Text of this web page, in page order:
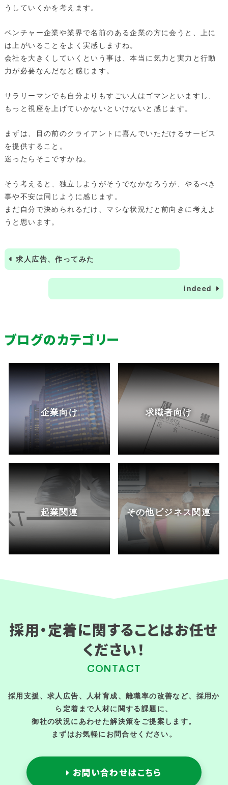
うしていくかを考えます。
ベンチャー企業や業界で名前のある企業の方に会うと、上に
は上がいることをよく実感しますね。
会社を大きくしていくという事は、本当に気力と実力と行動
力が必要なんだなと感じます。
サラリーマンでも自分よりもすごい人はゴマンといますし、
もっと視座を上げていかないといけないと感じます。
まずは、目の前のクライアントに喜んでいただけるサービス
を提供すること。
迷ったらそこですかね。
そう考えると、独立しようがそうでなかなろうが、やるべき
事や不安は同じように感じます。
まだ自分で決められるだけ、マシな状況だと前向きに考えよ
うと思います。
求人広告、作ってみた
indeed
ブログのカテゴリー
企業向け 求職者向け
起業関連 その他ビジネス関連
採用・定着に関することはお任せ
ください！
CONTACT
採用支援、求人広告、人材育成、離職率の改善など、採用か
ら定着まで人材に関する課題に、
御社の状況にあわせた解決策をご提案します。
まずはお気軽にお問合せください。
お問い合わせはこちら